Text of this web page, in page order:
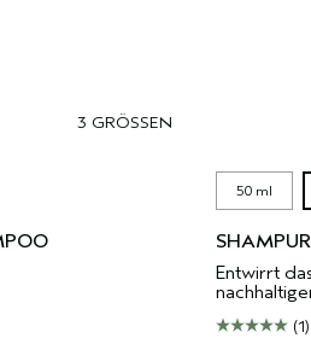
3 GRÖSSEN
50 ml
Entwirrt
(1)